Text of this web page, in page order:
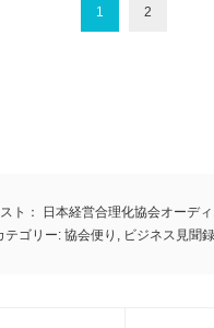
1 2
ト：
日本経営合理化協会オーデ
テゴリー: 協会便り , ビジネス見聞録